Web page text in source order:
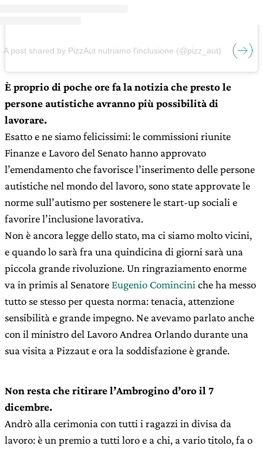
A post shared by PizzAut nutriamo l'inclusione (@pizz_aut)
È proprio di poche ore fa la notizia che presto le
persone autistiche avranno più possibilità di
lavorare.
Esatto e ne siamo felicissimi: le commissioni riunite
Finanze e Lavoro del Senato hanno approvato
l’emendamento che favorisce l’inserimento delle persone
autistiche nel mondo del lavoro, sono state approvate le
norme sull’autismo per sostenere le start-up sociali e
favorire l’inclusione lavorativa.
Non è ancora legge dello stato, ma ci siamo molto vicini,
e quando lo sarà fra una quindicina di giorni sarà una
piccola grande rivoluzione. Un ringraziamento enorme
va in primis al Senatore Eugenio Comincini che ha messo
tutto se stesso per questa norma: tenacia, attenzione
sensibilità e grande impegno. Ne avevamo parlato anche
con il ministro del Lavoro Andrea Orlando durante una
sua visita a Pizzaut e ora la soddisfazione è grande.
Non resta che ritirare l’Ambrogino d’oro il 7
dicembre.
Andrò alla cerimonia con tutti i ragazzi in divisa da
lavoro: è un premio a tutti loro e a chi, a vario titolo, fa o